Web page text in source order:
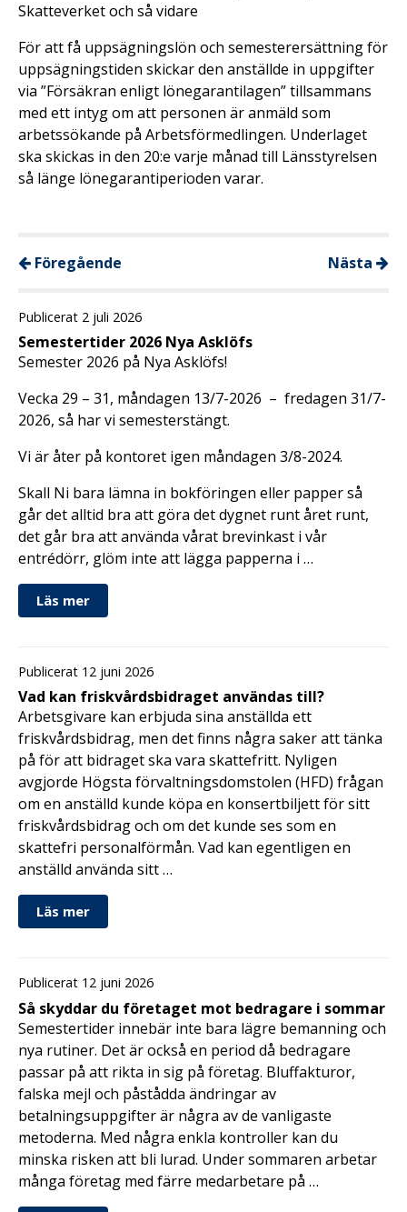
Skatteverket och så vidare
För att få uppsägningslön och semesterersättning för
uppsägningstiden skickar den anställde in uppgifter
via ”Försäkran enligt lönegarantilagen” tillsammans
med ett intyg om att personen är anmäld som
arbetssökande på Arbetsförmedlingen. Underlaget
ska skickas in den 20:e varje månad till Länsstyrelsen
så länge lönegarantiperioden varar.
Föregående Nästa
Publicerat 2 juli 2026
Semestertider 2026 Nya Asklöfs
Semester 2026 på Nya Asklöfs!
Vecka 29 – 31, måndagen 13/7-2026 – fredagen 31/7-
2026, så har vi semesterstängt.
Vi är åter på kontoret igen måndagen 3/8-2024.
Skall Ni bara lämna in bokföringen eller papper så
går det alltid bra att göra det dygnet runt året runt,
det går bra att använda vårat brevinkast i vår
entrédörr, glöm inte att lägga papperna i …
Läs mer
Publicerat 12 juni 2026
Vad kan friskvårdsbidraget användas till?
Arbetsgivare kan erbjuda sina anställda ett
friskvårdsbidrag, men det finns några saker att tänka
på för att bidraget ska vara skattefritt. Nyligen
avgjorde Högsta förvaltningsdomstolen (HFD) frågan
om en anställd kunde köpa en konsertbiljett för sitt
friskvårdsbidrag och om det kunde ses som en
skattefri personalförmån. Vad kan egentligen en
anställd använda sitt …
Läs mer
Publicerat 12 juni 2026
Så skyddar du företaget mot bedragare i sommar
Semestertider innebär inte bara lägre bemanning och
nya rutiner. Det är också en period då bedragare
passar på att rikta in sig på företag. Bluffakturor,
falska mejl och påstådda ändringar av
betalningsuppgifter är några av de vanligaste
metoderna. Med några enkla kontroller kan du
minska risken att bli lurad. Under sommaren arbetar
många företag med färre medarbetare på …